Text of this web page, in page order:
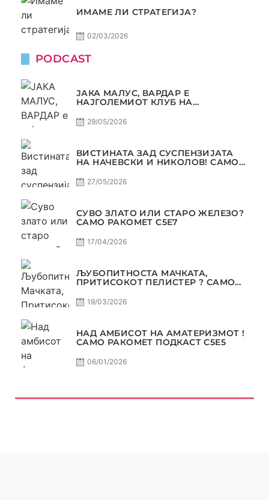
ИМАМЕ ЛИ СТРАТЕГИЈА?
02/03/2026
PODCAST
ЈАКА МАЛУС, ВАРДАР Е
НАЈГОЛЕМИОТ КЛУБ НА
29/05/2026
ВИСТИНАТА ЗАД СУСПЕНЗИЈАТА
НА НАЧЕВСКИ И НИКОЛОВ! САМО
27/05/2026
СУВО ЗЛАТО ИЛИ СТАРО ЖЕЛЕЗО?
САМО РАКОМЕТ С5Е7
17/04/2026
ЉУБОПИТНОСТА МАЧКАТА,
ПРИТИСОКОТ ПЕЛИСТЕР ? САМО
19/03/2026
НАД АМБИСОТ НА АМАТЕРИЗМОТ !
САМО РАКОМЕТ ПОДКАСТ С5E5
06/01/2026